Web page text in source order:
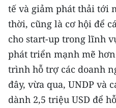
tế và giảm phát thải tới
thời, cũng là cơ hội để
cho start-up trong lĩnh
phát triển mạnh mẽ
trình hỗ trợ các doanh
đây, vừa qua, UNDP và
dành 2,5 triệu USD để